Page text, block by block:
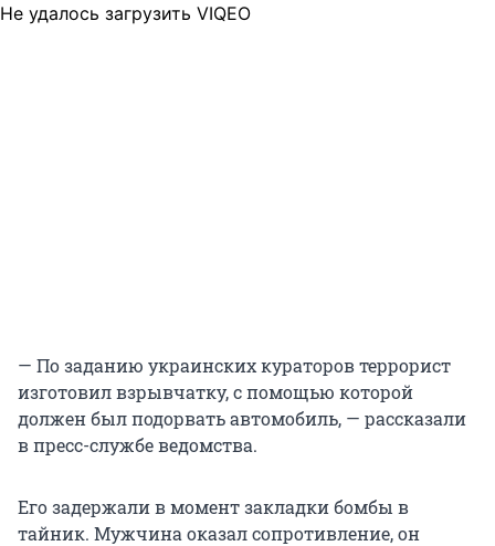
Не удалось загрузить VIQEO
— По заданию украинских кураторов террорист
изготовил взрывчатку, с помощью которой
должен был подорвать автомобиль, — рассказали
в пресс-службе ведомства.
Его задержали в момент закладки бомбы в
тайник. Мужчина оказал сопротивление, он